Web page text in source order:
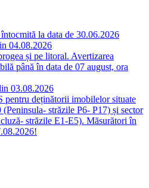
la data de 30.06.2026
04.08.2026
și pe litoral. Avertizarea
până în data de 07 august, ora
03.08.2026
deținătorii imobilelor situate
(Peninsula- străzile P6- P17) și sector
străzile E1-E5). Măsurători în